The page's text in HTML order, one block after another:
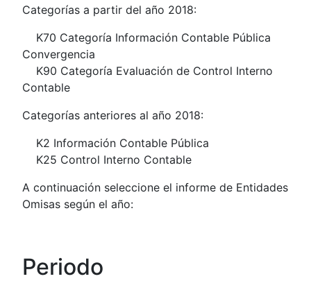
Categorías a partir del año 2018:
K70 Categoría Información Contable Pública
Convergencia
K90 Categoría Evaluación de Control Interno
Contable
Categorías anteriores al año 2018:
K2 Información Contable Pública
K25 Control Interno Contable
A continuación seleccione el informe de Entidades
Omisas según el año:
Periodo